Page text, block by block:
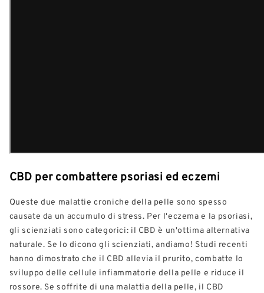
CBD per combattere psoriasi ed eczemi
Queste due malattie croniche della pelle sono spesso
causate da un accumulo di stress. Per l'eczema e la psoriasi,
gli scienziati sono categorici: il CBD è un'ottima alternativa
naturale. Se lo dicono gli scienziati, andiamo! Studi recenti
hanno dimostrato che il CBD allevia il prurito, combatte lo
sviluppo delle cellule infiammatorie della pelle e riduce il
rossore. Se soffrite di una malattia della pelle, il CBD